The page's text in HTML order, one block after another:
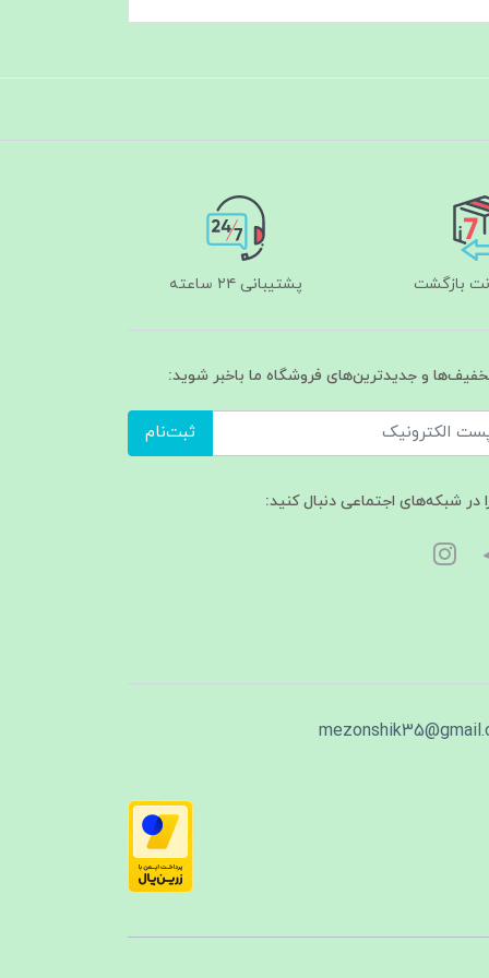
پشتیبانی ۲۴ ساعته
و جدیدترین‌های فروشگاه ما باخبر شوید:
ثبت‌نام
در شبکه‌های اجتماعی دنبال کنید: